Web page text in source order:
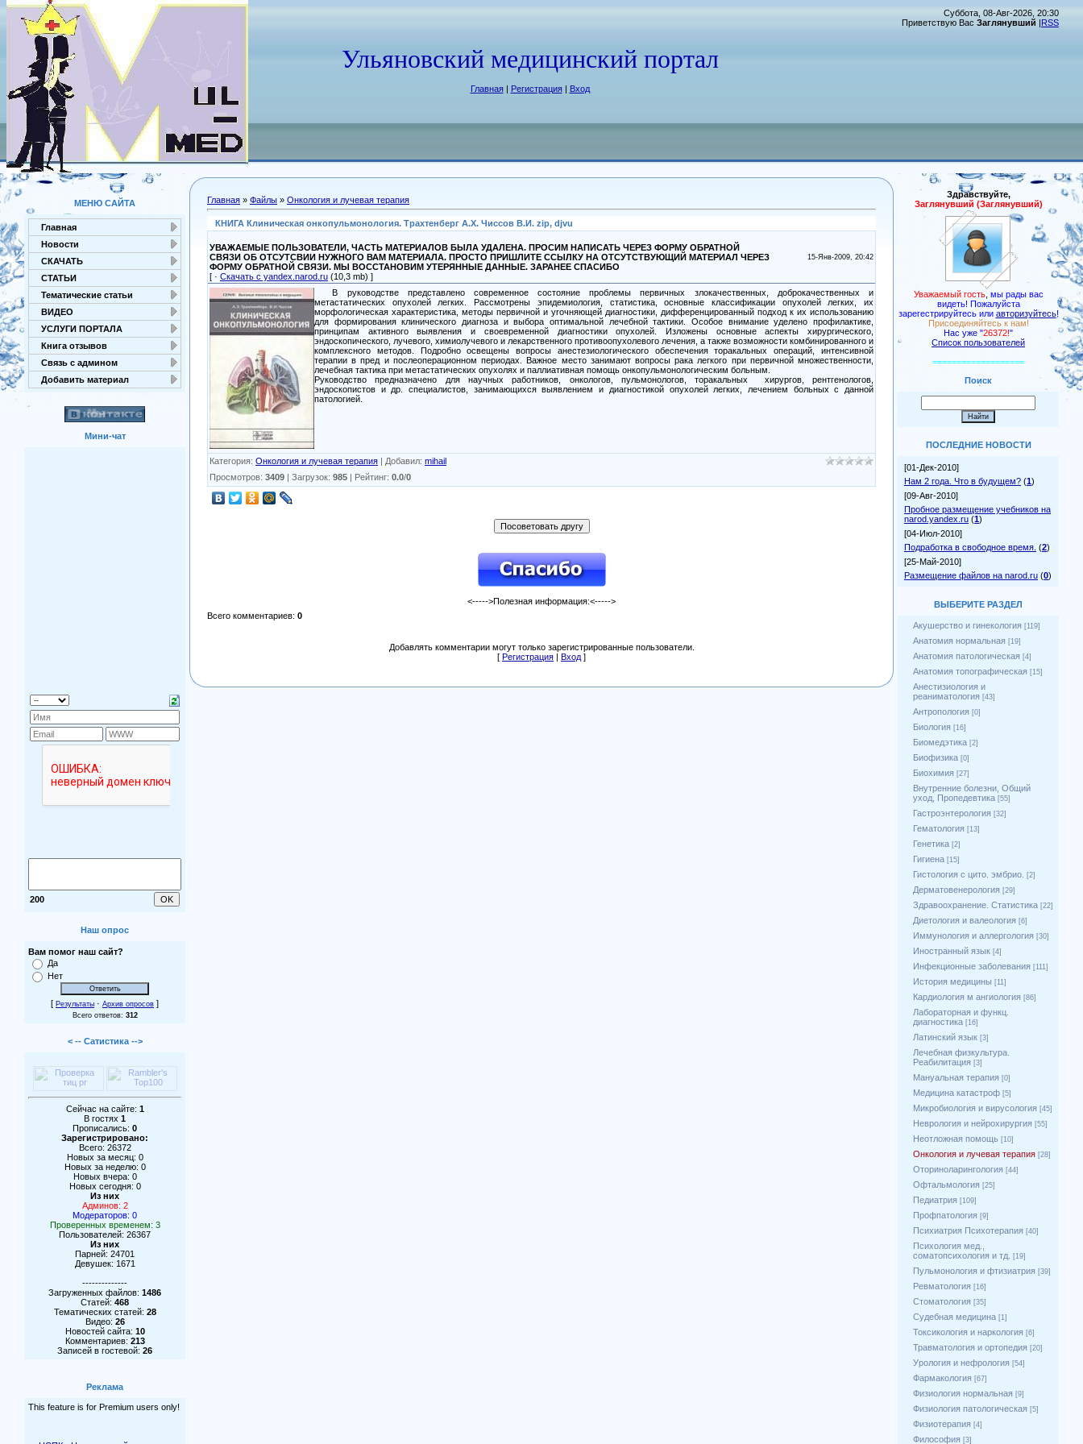
Ульяновский медицинский портал
Главная| Регистрация| Вход
Суббота, 08-Авг-2026, 20:30
Приветствую Вас Заглянувший |RSS
МЕНЮ САЙТА
Главная
Новости
СКАЧАТЬ
СТАТЬИ
Тематические статьи
ВИДЕО
УСЛУГИ ПОРТАЛА
Книга отзывов
Связь с админом
Добавить материал
Мини-чат
200
Наш опрос
Вам помог наш сайт?
Да
Нет
[ Результаты · Архив опросов ]
Всего ответов: 312
< -- Сатистика -->
Сейчас на сайте: 1
В гостях 1
Прописались: 0
Зарегистрировано:
Всего: 26372
Новых за месяц: 0
Новых за неделю: 0
Новых вчера: 0
Новых сегодня: 0
Из них
Админов: 2
Модераторов: 0
Проверенных временем: 3
Пользователей: 26367
Из них
Парней: 24701
Девушек: 1671
--------------
Загруженных файлов: 1486
Статей: 468
Тематических статей: 28
Видео: 26
Новостей сайта: 10
Комментариев: 213
Записей в гостевой: 26
Реклама
This feature is for Premium users only!
Главная » Файлы » Онкология и лучевая терапия
КНИГА Клиническая онкопульмонология. Трахтенберг А.Х. Чиссов В.И. zip, djvu
УВАЖАЕМЫЕ ПОЛЬЗОВАТЕЛИ, ЧАСТЬ МАТЕРИАЛОВ БЫЛА УДАЛЕНА. ПРОСИМ НАПИСАТЬ ЧЕРЕЗ ФОРМУ ОБРАТНОЙ
СВЯЗИ ОБ ОТСУТСВИИ НУЖНОГО ВАМ МАТЕРИАЛА. ПРОСТО ПРИШЛИТЕ ССЫЛКУ НА ОТСУТСТВУЮЩИЙ МАТЕРИАЛ ЧЕРЕЗ
ФОРМУ ОБРАТНОЙ СВЯЗИ. МЫ ВОССТАНОВИМ УТЕРЯННЫЕ ДАННЫЕ. ЗАРАНЕЕ СПАСИБО
[ · Скачать с yandex.narod.ru (10,3 mb) ]
15-Янв-2009, 20:42
В руководстве представлено современное состояние проблемы первичных злокачественных, доброкачественных и
метастатических опухолей легких. Paссмотрены эпидемиология, статистика, основные классификации опухолей легких, их
моpфолоrическая характеристика, методы первичной и yrочняющей диагностики, диф­ференцированный подход к их использованию
для формирования клинического диагноза и выбора оптимальной лечебной тактики. Особое внимание уделено про­филактике,
принципам активного выявления и своевременной диагностики опу­холей. Изложены основные аспекты хирургического,
эндоскопического, лучевого, химиолучевого и лекарственного противоопухолевого лечения, а также возможно­сти комбинированного и
комплексного методов. Подробно освещены вопросы aнeстезиологическоrо обеспечения торакальных операций, интенсивной
терапии в пред­ и послеоперационном периодах. Важное место занимают вопросы рака легкого при первичной множественности,
лечебная тактика при метастатических опу­холях и паллиативная помощь онкопульмонологическим больным.
Руководство предназначено для научных работников, онкологов, пульмонологов, торакальных
хирургов, рентгенологов,
эндоскопистов и др. специа­листов, занимающихся выявлением и диагностикой опухолей легких, лечением больных с данной
патологией.
Категория: Онкология и лучевая терапия | Добавил: mihail
Просмотров: 3409 | Загрузок: 985 | Рейтинг: 0.0/0
<----->Полезная информация:<----->
Всего комментариев: 0
Добавлять комментарии могут только зарегистрированные пользователи.
[ Регистрация | Вход ]
Здравствуйте,
Заглянувший (Заглянувший)
Уважаемый гость, мы рады вас
видеть! Пожалуйста
зарегестрируйтесь или авторизуйтесь!
Присоединяйтесь к нам!
Нас уже "26372!"
Список пользователей
===================
Поиск
ПОСЛЕДНИЕ НОВОСТИ
[01-Дек-2010]
Нам 2 года. Что в будущем? (1)
[09-Авг-2010]
Пробное размещение учебников на
narod.yandex.ru (1)
[04-Июл-2010]
Подработка в свободное время. (2)
[25-Май-2010]
Размещение файлов на narod.ru (0)
ВЫБЕРИТЕ РАЗДЕЛ
Акушерство и гинекология [119]
Анатомия нормальная [19]
Анатомия патологическая [4]
Анатомия топографическая [15]
Анестизиология и
реаниматология [43]
Антропология [0]
Биология [16]
Биомедэтика [2]
Биофизика [0]
Биохимия [27]
Внутренние болезни, Общий
уход, Пропедевтика [55]
Гастроэнтерология [32]
Гематология [13]
Генетика [2]
Гигиена [15]
Гистология с цито. эмбрио. [2]
Дерматовенерология [29]
Здравоохранение. Статистика [22]
Диетология и валеология [6]
Иммунология и аллергология [30]
Иностранный язык [4]
Инфекционные заболевания [111]
История медицины [11]
Кардиология м ангиология [86]
Лабораторная и функц.
диагностика [16]
Латинский язык [3]
Лечебная физкультура.
Реабилитация [3]
Мануальная терапия [0]
Медицина катастроф [5]
Микробиология и вирусология [45]
Неврология и нейрохирургия [55]
Неотложная помощь [10]
Онкология и лучевая терапия [28]
Оториноларингология [44]
Офтальмология [25]
Педиатрия [109]
Профпатология [9]
Психиатрия Психотерапия [40]
Психология мед.,
соматопсихология и тд.
[19]
Пульмонология и фтизиатрия [39]
Ревматология [16]
Стоматология [35]
Судебная медицина [1]
Токсикология и наркология [6]
Травматология и ортопедия [20]
Урология и нефрология [54]
Фармакология [67]
Физиология нормальная [9]
Физиология патологическая [5]
Физиотерапия [4]
Философия [3]